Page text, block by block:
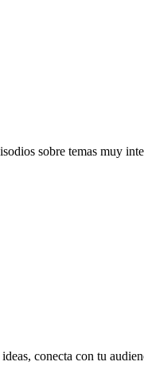
sobre temas muy
conecta con tu